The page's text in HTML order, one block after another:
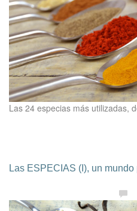
Las 24 especias más utilizadas,
Las ESPECIAS (I), un